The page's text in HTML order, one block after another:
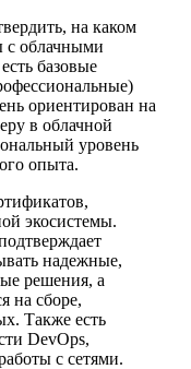
на каком
с облачными
базовые
ориентирован на
в облачной
уровень
опыта.
экосистемы.
надежные,
решения, а
на сборе,
Также есть
DevOps,
с сетями.